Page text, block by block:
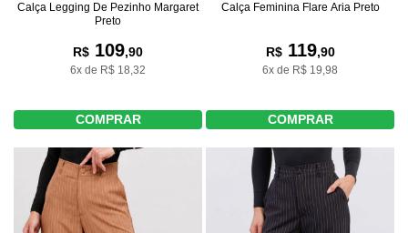
Calça Legging De Pezinho Margaret
Preto
R$ 109,90
6x de R$ 18,32
COMPRAR
Calça Feminina Flare Aria Preto
R$119,90
6x de R$ 19,98
COMPRAR